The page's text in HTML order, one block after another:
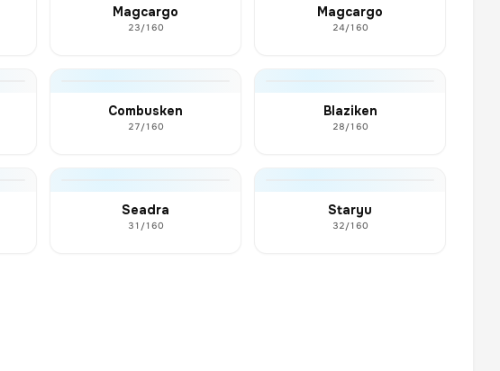
Magcargo
23/160
Magcargo
24/160
Combusken
27/160
Blaziken
28/160
Seadra
31/160
Staryu
32/160